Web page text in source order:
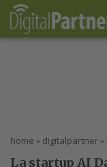
home » digitalpartner»
La startup AI